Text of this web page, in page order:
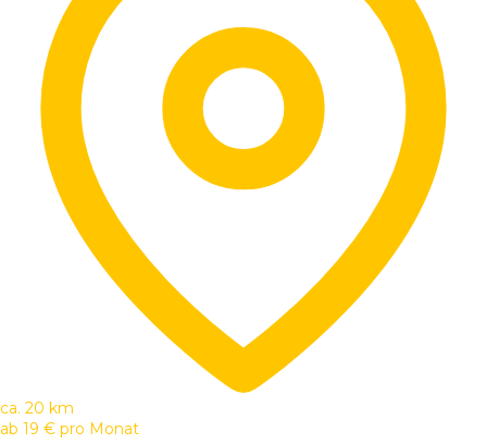
ca. 20 km
ab 19 € pro Monat